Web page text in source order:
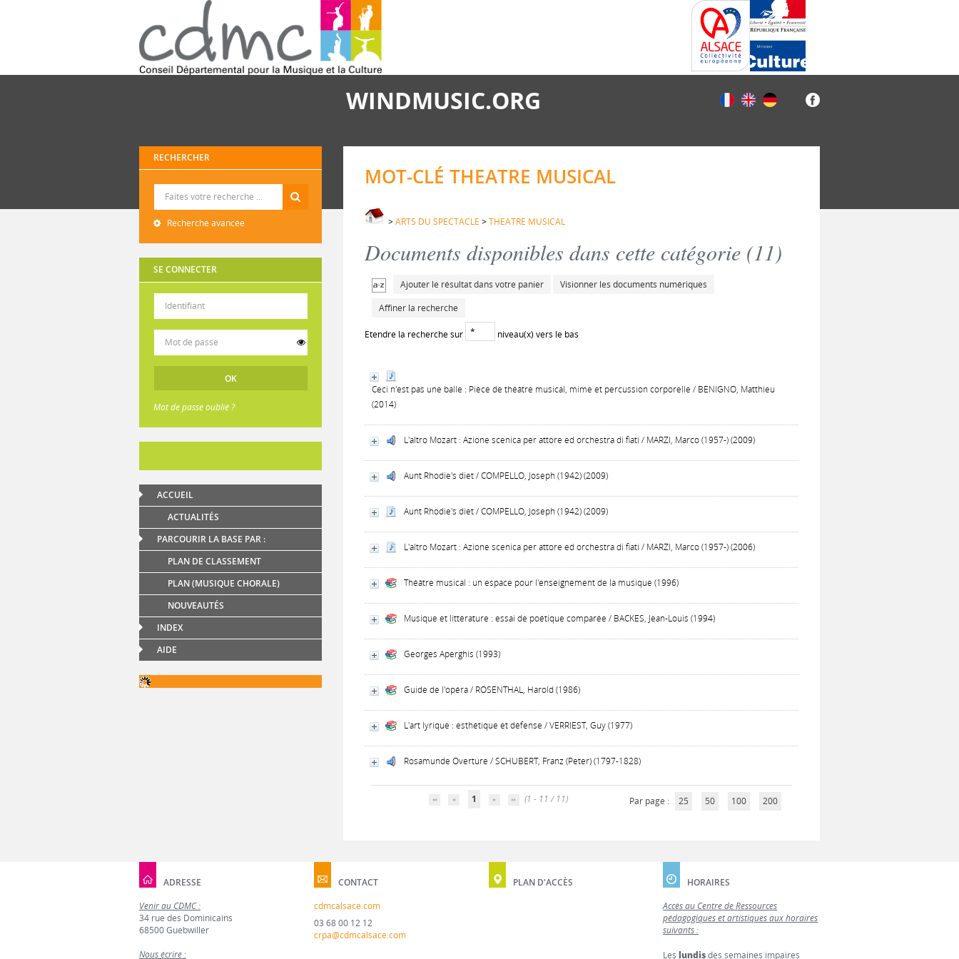
WINDMUSIC.ORG
RECHERCHER
Recherche avancée
SE CONNECTER
Mot de passe oublié ?
ACCUEIL
ACTUALITÉS
PARCOURIR LA BASE PAR :
PLAN DE CLASSEMENT
PLAN (MUSIQUE CHORALE)
NOUVEAUTÉS
INDEX
AIDE
MOT-CLÉ THEATRE MUSICAL
>ARTS DU SPECTACLE >THEATRE MUSICAL
Documents disponibles dans cette catégorie (11)
Ajouter le résultat dans votre panier
Visionner les documents numériques
Affiner la recherche
Etendre la recherche sur niveau(x) vers le bas
Ceci n'est pas une balle : Pièce de théâtre musical, mime et percussion corporelle / BENIGNO, Matthieu
(2014)
L'altro Mozart : Azione scenica per attore ed orchestra di fiati / MARZI, Marco (1957-) (2009)
Aunt Rhodie's diet / COMPELLO, Joseph (1942) (2009)
Aunt Rhodie's diet / COMPELLO, Joseph (1942) (2009)
L'altro Mozart : Azione scenica per attore ed orchestra di fiati / MARZI, Marco (1957-) (2006)
Théâtre musical : un espace pour l'enseignement de la musique (1996)
Musique et littérature : essai de poétique comparée / BACKES, Jean-Louis (1994)
Georges Aperghis (1993)
Guide de l'opéra / ROSENTHAL, Harold (1986)
L'art lyrique : esthétique et défense / VERRIEST, Guy (1977)
Rosamunde Overture / SCHUBERT, Franz (Peter) (1797-1828)
1 (1 - 11 / 11) Par page : 25 50 100 200
ADRESSE
Venir au CDMC :
34 rue des Dominicains
68500 Guebwiller
Nous écrire :
CONTACT
cdmcalsace.com
03 68 00 12 12
crpa@cdmcalsace.com
PLAN D'ACCÈS
HORAIRES
Accès au Centre de Ressources
pédagogiques et artistiques aux horaires
suivants :
Leslundisdes semaines impaires